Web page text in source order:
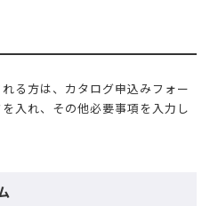
る方は、カタログ申込みフォー
入れ、その他必要事項を入力し